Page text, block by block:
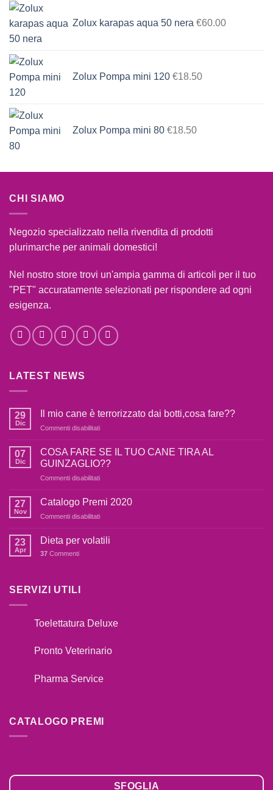
Zolux karapas aqua 50 nera €60.00
Zolux Pompa mini 120 €18.50
Zolux Pompa mini 80 €18.50
CHI SIAMO
Negozio specializzato nella rivendita di prodotti
plurimarche per animali domestici!
Nel nostro store trovi un'ampia gamma di articoli per il tuo
"PET" accuratamente selezionati per rispondere ad ogni
esigenza.
LATEST NEWS
29
Dic
Il mio cane è terrorizzato dai botti,cosa fare??
Commenti disabilitati
mio
cane
è
botti,cosa
07
Dic
COSA FARE SE IL TUO CANE TIRA AL
GUINZAGLIO??
Commenti disabilitati
FARE
CANE
27
Nov
Catalogo Premi 2020
Commenti disabilitati
Premi
23
Apr
Dieta per volatili
37 Commenti
SERVIZI UTILI
Toelettatura Deluxe
Pronto Veterinario
Pharma Service
CATALOGO PREMI
SFOGLIA